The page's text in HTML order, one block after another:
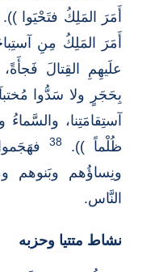
أَمَرَ المَلِكُ فتَحْيَوا
أَمَرَ المَلِكُ مِنِ
علَيهِمِ القِتالَ فَجأَةً،
بِحَجَرٍ ولا سَدُّوا
آستِقامَتِنا، والسَّماءُ
ظُلْماً )).
38
ونِساؤُهم وبَنوهم
النَّاس.
نشاط متتيا وحزبه